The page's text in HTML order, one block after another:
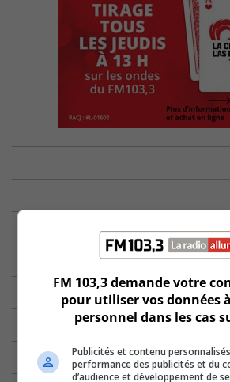
FM 103,3 demande votre
pour utiliser vos données
personnel dans les cas
Publicités et contenu
performance des publicités et du
d’audience et développement de